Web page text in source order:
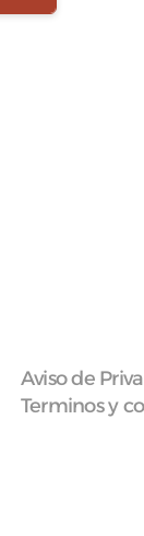
Aviso de
Terminos y